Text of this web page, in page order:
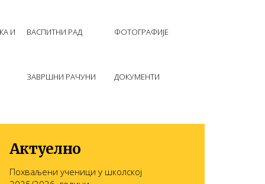
И
ВАСПИТНИ РАД ФОТОГРАФИЈЕ
ЗАВРШНИ РАЧУНИ ДОКУМЕНТИ
Актуелно
Похваљени ученици у школској